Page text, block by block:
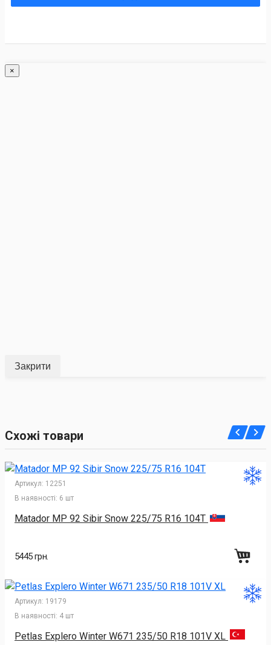
×
Закрити
Схожі товари
Артикул: 12251
В наявності: 6 шт
Matador MP 92 Sibir Snow 225/75 R16 104T
5445 грн.
Артикул: 19179
В наявності: 4 шт
Petlas Explero Winter W671 235/50 R18 101V XL